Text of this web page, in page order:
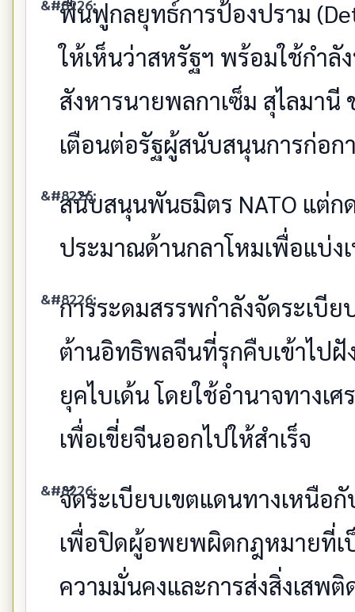
ฟื้นฟูกลยุทธ์การป้องปราม
ให้เห็นว่าสหรัฐฯ พร้อมใช้กำลั
สังหารนายพลกาเซ็ม สุไลมา
เตือนต่อรัฐผู้สนับสนุนการก่อก
สนับสนุนพันธมิตร NATO แต่
ประมาณด้านกลาโหมเพื่อแบ่ง
การระดมสรรพกำลังจัดระเบี
ต้านอิทธิพลจีนที่รุกคืบเข้าไปฝั
ยุคไบเด้น โดยใช้อำนาจทาง
เพื่อเขี่ยจีนออกไปให้สำเร็จ
จัดระเบียบเขตแดนทางเหนือ
เพื่อปิดผู้อพยพผิดกฎหมายที่เ
ความมั่นคงและการส่งสิ่งเสพติ